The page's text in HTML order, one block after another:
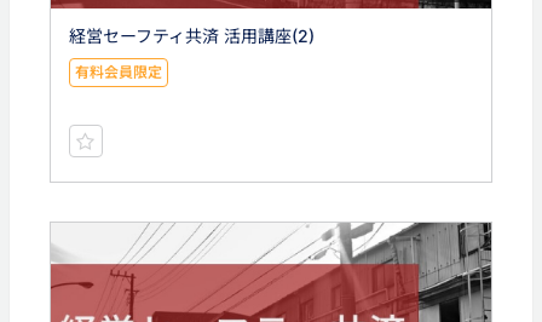
経営セーフティ共済 活用講座(2)
有料会員限定